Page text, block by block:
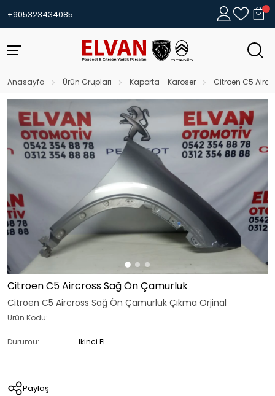
+905323434085
Anasayfa Ürün Grupları Kaporta - Karoser Citroen C5
Citroen C5 Aircross Sağ Ön Çamurluk
Citroen C5 Aircross Sağ Ön Çamurluk Çıkma Orjinal
Ürün Kodu:
Durumu: İkinci El
Paylaş